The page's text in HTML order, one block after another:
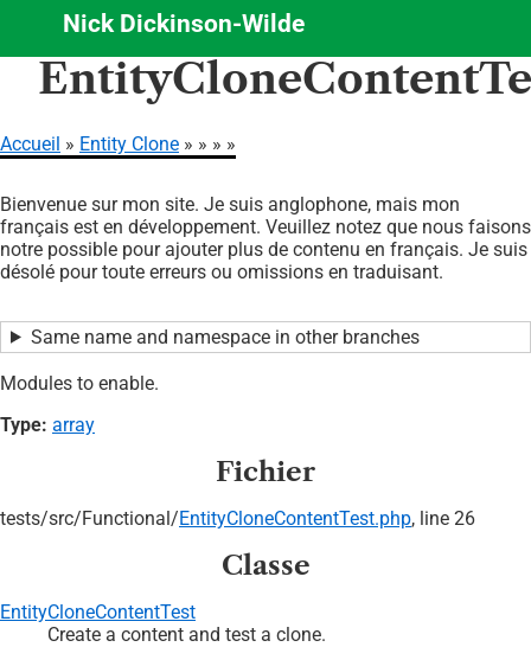
Aller
principal
Nick Dickinson-Wilde
d'Ariane
Accueil Entity Clone
Bienvenue sur mon site. Je suis anglophone, mais mon
français est en développement. Veuillez notez que nous faisons
notre possible pour ajouter plus de contenu en français. Je suis
désolé pour toute erreurs ou omissions en traduisant.
Same name and namespace in other branches
Modules to enable.
Type: array
Fichier
tests/src/Functional/EntityCloneContentTest.php, line 26
Classe
EntityCloneContentTest
Create a content and test a clone.